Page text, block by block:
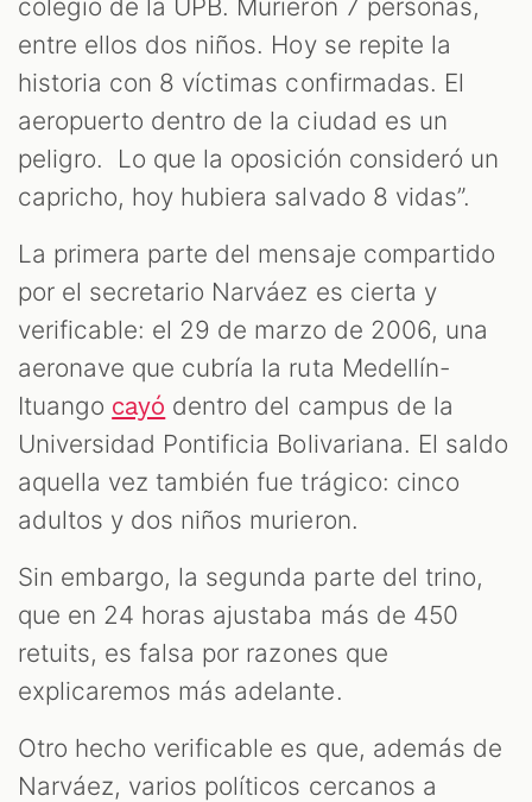
colegio de la UPB. Murieron 7 personas,
entre ellos dos niños. Hoy se repite la
historia con 8 víctimas confirmadas. El
aeropuerto dentro de la ciudad es un
peligro. Lo que la oposición consideró un
capricho, hoy hubiera salvado 8 vidas”.
La primera parte del mensaje compartido
por el secretario Narváez es cierta y
verificable: el 29 de marzo de 2006, una
aeronave que cubría la ruta Medellín-
Ituango cayó dentro del campus de la
Universidad Pontificia Bolivariana. El saldo
aquella vez también fue trágico: cinco
adultos y dos niños murieron.
Sin embargo, la segunda parte del trino,
que en 24 horas ajustaba más de 450
retuits, es falsa por razones que
explicaremos más adelante.
Otro hecho verificable es que, además de
Narváez, varios políticos cercanos a